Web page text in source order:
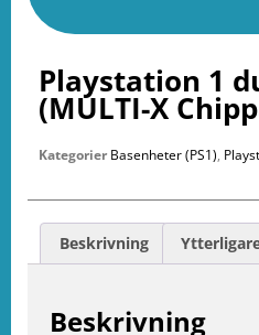
Playstation 1
(MULTI-X
Kategorier Basenheter (PS1),
Beskrivning
Beskrivning